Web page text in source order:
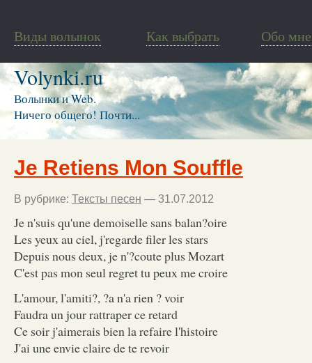
Виды волынок Как выбрать Обо мне
Volynki.ru
Волынки и Web.
Ничего общего! Почти...
Je Retiens Mon Souffle
В рубрике: Тексты песен — 31.07.2012
Je n'suis qu'une demoiselle sans balan?oire
Les yeux au ciel, j'regarde filer les stars
Depuis nous deux, je n'?coute plus Mozart
C'est pas mon seul regret tu peux me croire
L'amour, l'amiti?, ?a n'a rien ? voir
Faudra un jour rattraper ce retard
Ce soir j'aimerais bien la refaire l'histoire
J'ai une envie claire de te revoir